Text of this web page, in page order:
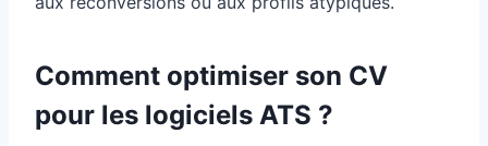
Comment optimiser son CV
pour les logiciels ATS ?